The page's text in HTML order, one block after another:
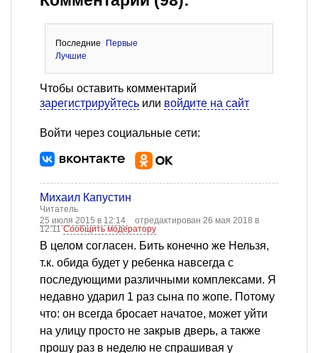
Последние
Первые
Лучшие
Чтобы оставить комментарий
зарегистрируйтесь или войдите на сайт
Войти через социальные сети:
Михаил Капустин
Читатель
25 июля 2015 в 12:14
отредактирован 26 мая 2018 в
12:11Сообщить модератору
В целом согласен. Бить конечно же Нельзя,
т.к. обида будет у ребенка навсегда с
последующими различными комплексами. Я
недавно ударил 1 раз сына по жопе. Потому
что: он всегда бросает начатое, может уйти
на улицу просто не закрыв дверь, а также
прошу раз в неделю не спрашивая у